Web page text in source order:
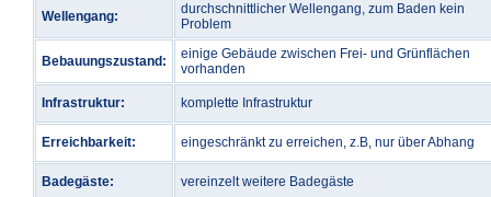
Wellengang:
durchschnittlicher Wellengang, zum Baden kein
Problem
Bebauungszustand:
einige Gebäude zwischen Frei- und Grünflächen
vorhanden
Infrastruktur: komplette Infrastruktur
Erreichbarkeit: eingeschränkt zu erreichen, z.B, nur über Abhang
Badegäste: vereinzelt weitere Badegäste